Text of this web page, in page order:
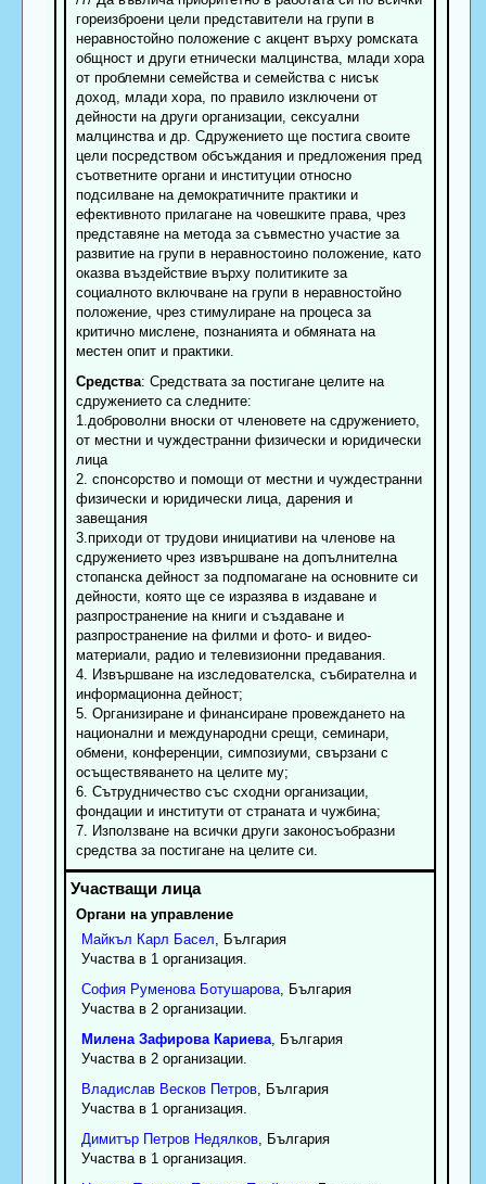
гореизброени цели представители на групи в
неравностойно положение с акцент върху ромската
общност и други етнически малцинства, млади хора
от проблемни семейства и семейства с нисък
доход, млади хора, по правило изключени от
дейности на други организации, сексуални
малцинства и др. Сдружението ще постига своите
цели посредством обсъждания и предложения пред
съответните органи и институции относно
подсилване на демократичните практики и
ефективното прилагане на човешките права, чрез
представяне на метода за съвместно участие за
развитие на групи в неравностоино положение, като
оказва въздействие върху политиките за
социалното включване на групи в неравностойно
положение, чрез стимулиране на процеса за
критично мислене, познанията и обмяната на
местен опит и практики.
Средства: Средствата за постигане целите на
сдружението са следните:
1.доброволни вноски от членовете на сдружението,
от местни и чуждестранни физически и юридически
лица
2. спонсорство и помощи от местни и чуждестранни
физически и юридически лица, дарения и
завещания
3.приходи от трудови инициативи на членове на
сдружението чрез извършване на допълнителна
стопанска дейност за подпомагане на основните си
дейности, която ще се изразява в издаване и
разпространение на книги и създаване и
разпространение на филми и фото- и видео-
материали, радио и телевизионни предавания.
4. Извършване на изследователска, събирателна и
информационна дейност;
5. Организиране и финансиране провеждането на
национални и международни срещи, семинари,
обмени, конференции, симпозиуми, свързани с
осъществяването на целите му;
6. Сътрудничество със сходни организации,
фондации и институти от страната и чужбина;
7. Използване на всички други законосъобразни
средства за постигане на целите си.
Органи на управление
Майкъл Карл Басел , България
Участва в 1 организация.
София Руменова Ботушарова, България
Участва в 2 организации.
Милена Зафирова Кариева, България
Участва в 2 организации.
Владислав Весков Петров, България
Участва в 1 организация.
Димитър Петров Недялков, България
Участва в 1 организация.